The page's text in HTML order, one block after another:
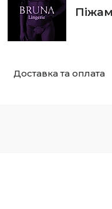
Доставка та оплата